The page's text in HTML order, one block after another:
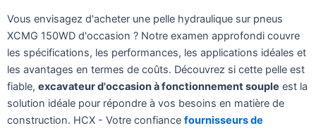
Vous envisagez d'acheter une pelle hydraulique sur pneus
XCMG 150WD d'occasion ? Notre examen approfondi couvre
les spécifications, les performances, les applications idéales et
les avantages en termes de coûts. Découvrez si cette pelle est
fiable, excavateur d'occasion à fonctionnement souple est la
solution idéale pour répondre à vos besoins en matière de
construction. HCX - Votre confiance fournisseurs de